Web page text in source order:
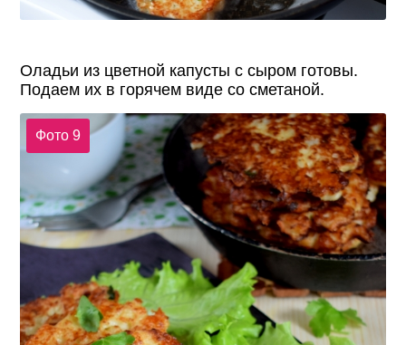
Оладьи из цветной капусты с сыром готовы.
Подаем их в горячем виде со сметаной.
Фото 9